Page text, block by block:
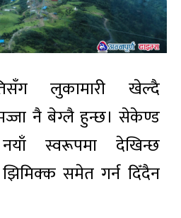
लुकामारी खेल्दै
नै बेग्लै हुन्छ। सेकेण्ड
स्वरूपमा देखिन्छ
समेत गर्न दिँदैन